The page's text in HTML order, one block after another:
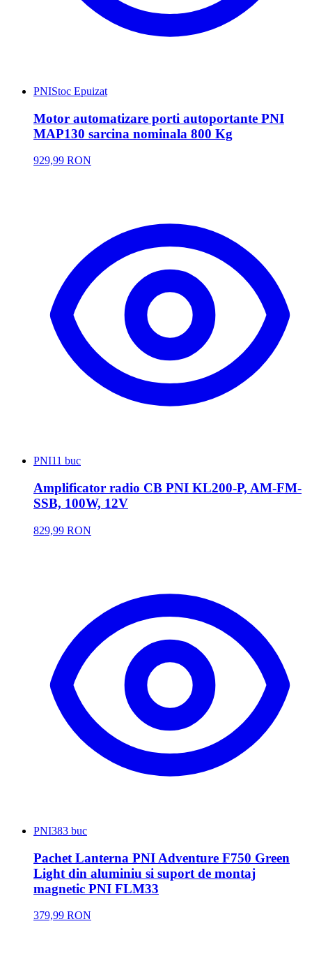
PNIStoc Epuizat
Motor automatizare porti autoportante PNI
MAP130 sarcina nominala 800 Kg
929,99 RON
PNI11 buc
Amplificator radio CB PNI KL200-P, AM-FM-
SSB, 100W, 12V
829,99 RON
PNI383 buc
Pachet Lanterna PNI Adventure F750 Green
Light din aluminiu si suport de montaj
magnetic PNI FLM33
379,99 RON